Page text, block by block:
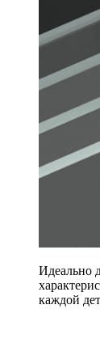
Идеально
каждой